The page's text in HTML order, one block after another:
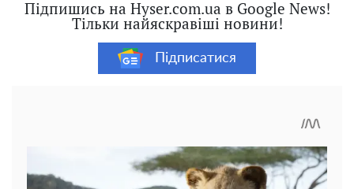
Підпишись на Hyser.com.ua в Google News!
Тільки найяскравіші новини!
Підписатися